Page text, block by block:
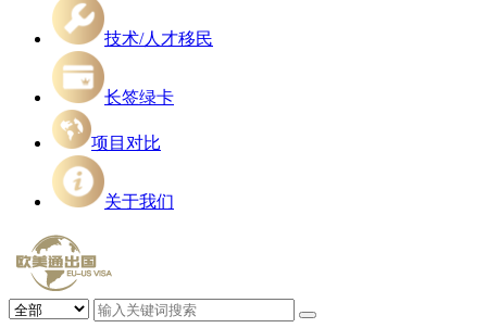
技术/人才移民
长签绿卡
项目对比
关于我们